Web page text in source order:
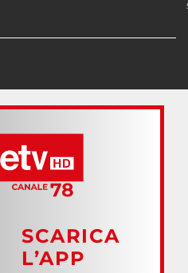
SCARICA
L’APP